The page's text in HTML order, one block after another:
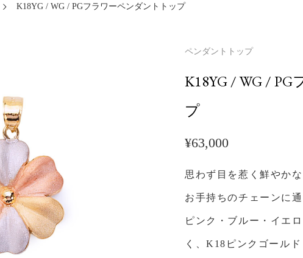
K18YG / WG / PGフラワーペンダントトップ
ペンダントトップ
K18YG / WG /
プ
¥63,000
思わず目を惹く鮮やか
お手持ちのチェーンに
ピンク・ブルー・イエ
く、K18ピンクゴール